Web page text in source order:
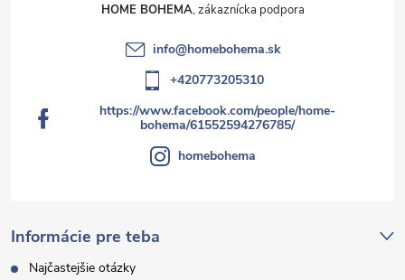
Informácie pre teba
Najčastejšie otázky
HOME BOHEMA
info@homebohema.sk
+420773205310
https://www.facebook.com/people/home-
bohema/61552594276785/
homebohema